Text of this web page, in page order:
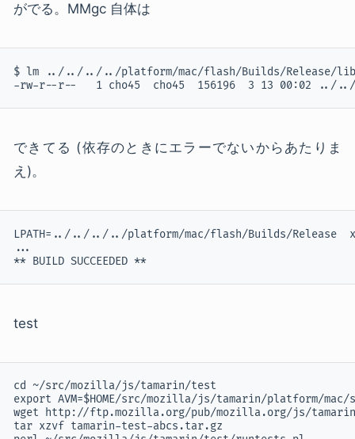
がでる。MMgc 自体は
$ lm ../../../../platform/mac/flash/Builds/Release/
-rw-r--r--   1 cho45  cho45  156196  3 13 00:02 ../
できてる (依存のときにエラーでないからあたりま
え)。
LPATH=../../../../platform/mac/flash/Builds/Release
...
** BUILD SUCCEEDED **
test
cd ~/src/mozilla/js/tamarin/test
export AVM=$HOME/src/mozilla/js/tamarin/platform/
wget http://ftp.mozilla.org/pub/mozilla.org/js/
tar xzvf tamarin-test-abcs.tar.gz